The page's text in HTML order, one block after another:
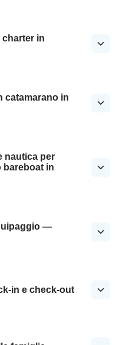
charter in
catamarano in
nautica per
bareboat in
—
in e check-out